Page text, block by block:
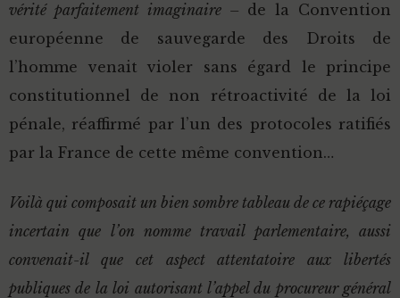
vérité parfaitement imaginaire – de la Convention
européenne de sauvegarde des Droits de
l’homme venait violer sans égard le principe
constitutionnel de non rétroactivité de la loi
pénale, réaffirmé par l’un des protocoles ratifiés
par la France de cette même convention…
Voilà qui composait un bien sombre tableau de ce rapiéçage
incertain que l’on nomme travail parlementaire, aussi
convenait-il que cet aspect attentatoire aux libertés
publiques de la loi autorisant l’appel du procureur général